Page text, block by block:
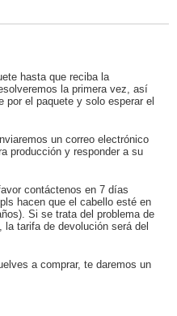
hasta que reciba la
la primera vez, así
por el paquete y solo esperar el
un correo electrónico
producción y responder a su
contáctenos en 7 días
hacen que el cabello esté en
Si se trata del problema de
tarifa de devolución será del
a comprar, te daremos un